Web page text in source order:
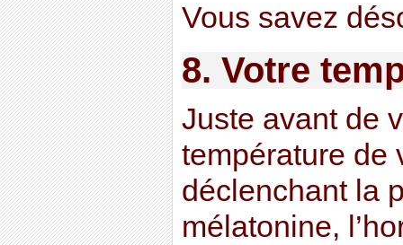
Vous savez
8. Votre
Juste avant de
température de
déclenchant la
mélatonine,